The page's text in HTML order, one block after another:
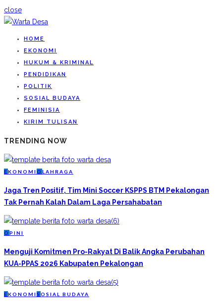
close
HOME
EKONOMI
HUKUM & KRIMINAL
PENDIDIKAN
POLITIK
SOSIAL BUDAYA
FEMINISIA
KIRIM TULISAN
TRENDING NOW
EKONOMI O LAHRAGA
Jaga Tren Positif, Tim Mini Soccer KSPPS BTM Pekalongan
Tak Pernah Kalah Dalam Laga Persahabatan
O PINI
Menguji Komitmen Pro-Rakyat Di Balik Angka Perubahan
KUA-PPAS 2026 Kabupaten Pekalongan
EKONOMI S OSIAL BUDAYA